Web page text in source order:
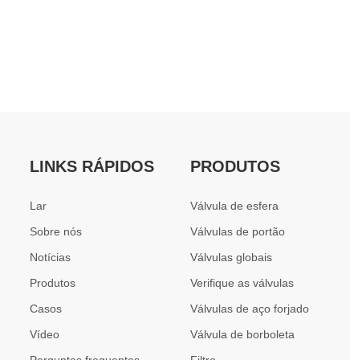
LINKS RÁPIDOS
Lar
Sobre nós
Notícias
Produtos
Casos
Vídeo
PRODUTOS
Válvula de esfera
Válvulas de portão
Válvulas globais
Verifique as válvulas
Válvulas de aço forjado
Válvula de borboleta